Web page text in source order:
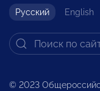
Русский English
© 2023